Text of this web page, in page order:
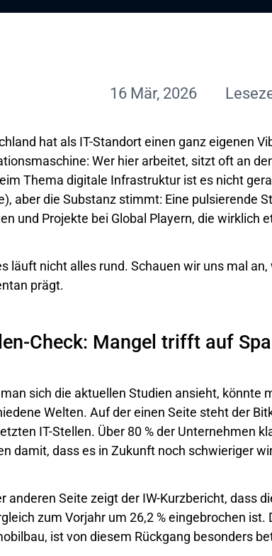
16 Mär, 2026
hat als IT-Standort einen ganz eigenen
Wer hier arbeitet, sitzt oft an
Thema digitale Infrastruktur ist es nicht
aber die Substanz stimmt: Eine pulsierende
und Projekte bei Global Playern, die wirklich
läuft nicht alles rund. Schauen wir uns mal
prägt.
Check: Mangel trifft auf
sich die aktuellen Studien ansieht, könnte
Welten. Auf der einen Seite steht der
IT-Stellen. Über 80 % der Unternehmen
damit, dass es in Zukunft noch schwieriger
anderen Seite zeigt der IW-Kurzbericht, dass
zum Vorjahr um 26,2 % eingebrochen
ist von diesem Rückgang besonders